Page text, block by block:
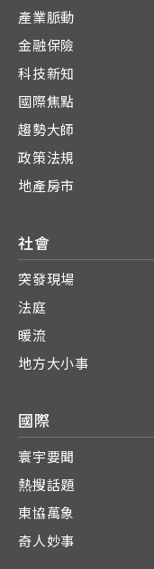
產業脈動
金融保險
科技新知
國際焦點
趨勢大師
政策法規
地產房市
社會
突發現場
法庭
暖流
地方大小事
國際
寰宇要聞
熱搜話題
東協萬象
奇人妙事